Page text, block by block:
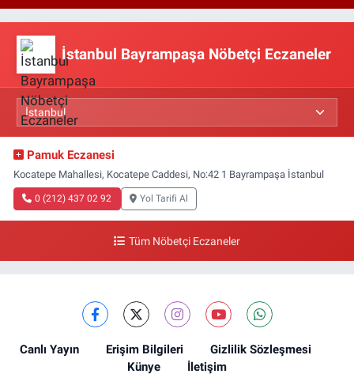
İstanbul Bayrampaşa Nöbetçi Eczaneler
Pamuk Eczanesi
Kocatepe Mahallesi, Kocatepe Caddesi, No:42 1 Bayrampaşa İstanbul
0 (212) 437 02 92 Yol Tarifi Al
Tüm Nöbetçi Eczaneler
Canlı Yayın Erişim Bilgileri
Gizlilik Sözleşmesi
Künye
İletişim